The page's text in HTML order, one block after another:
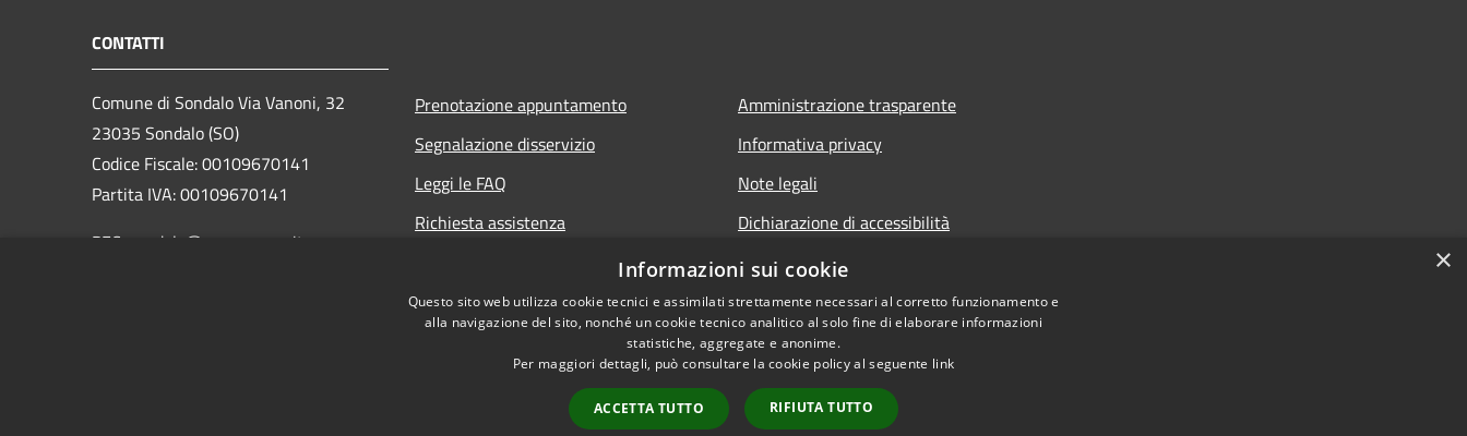
CONTATTI
Comune di Sondalo Via Vanoni, 32
23035 Sondalo (SO)
Codice Fiscale: 00109670141
Partita IVA: 00109670141
PEC: sondalo@pec.cmav.so.it
Prenotazione appuntamento
Segnalazione disservizio
Leggi le FAQ
Richiesta assistenza
Amministrazione trasparente
Informativa privacy
Note legali
Dichiarazione di accessibilità
Senalazione di inaccessibilità
Whistleblowing segnalazione illeciti
×
Informazioni sui cookie
Questo sito web utilizza cookie tecnici e assimilati strettamente necessari al corretto funzionamento e
alla navigazione del sito, nonché un cookie tecnico analitico al solo fine di elaborare informazioni
statistiche, aggregate e anonime.
Per maggiori dettagli, può consultare la cookie policy al seguente link
ACCETTA TUTTO RIFIUTA TUTTO